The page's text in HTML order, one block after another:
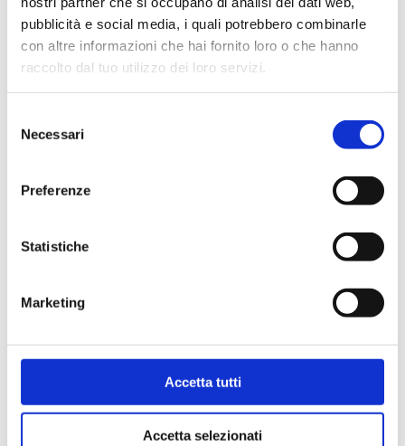
pubblicità e social media, i quali potrebbero combinarle
con altre informazioni che hai fornito loro o che hanno
raccolto dal tuo utilizzo dei loro servizi.
delNecessari
Preferenze
Statistiche
Marketing
Accetta tutti
Accetta selezionati
per:
ARTICOLI RECENTI
estiva del CAPAS
laboratorio teatrale 2025-2026
giugno